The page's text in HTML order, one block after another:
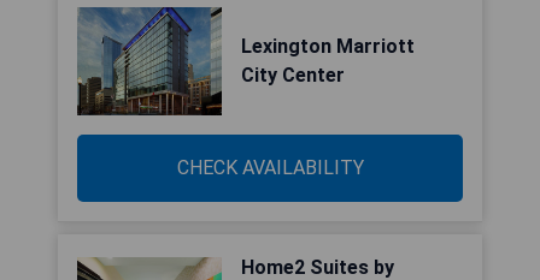
Lexington Marriott
City Center
CHECK AVAILABILITY
Home2 Suites by